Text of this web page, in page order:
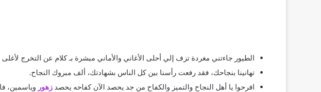
الطيور جاءتني مغردة تزف إلي أحلى الأغاني والأماني مبشرة بـ كلام عن التخرج
تهانينا بنجاحك، فقد رفعت رأسنا بين كل الناس بشهادتك، ألف مبروك النجاح.
افرحوا يا أهل النجاح والتميز والكفاح من جد يحصد الآن كفاحه يحصد زهور وياسمين،